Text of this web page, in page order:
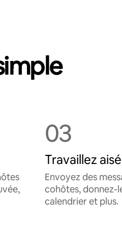
03
Travaillez
Envoyez des
cohôtes, donnez-
calendrier et plus.